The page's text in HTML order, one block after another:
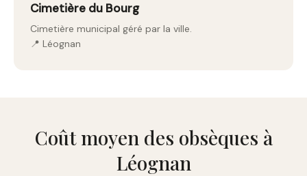
Cimetière du Bourg
Cimetière municipal géré par la ville.
📍 Léognan
Coût moyen des obsèques à
Léognan